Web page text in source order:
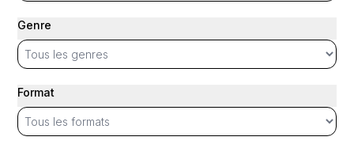
Genre
Format